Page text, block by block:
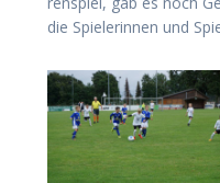
die Spie­le­rin­nen und